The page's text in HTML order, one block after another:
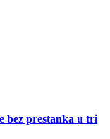
bez prestanka u tri